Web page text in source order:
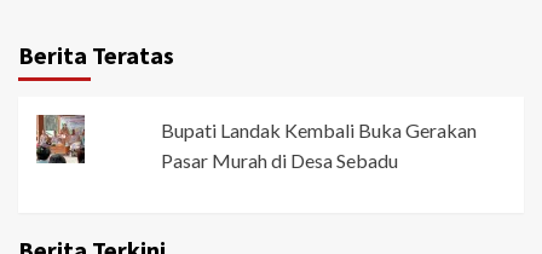
Berita Teratas
Bupati Landak Kembali Buka Gerakan
Pasar Murah di Desa Sebadu